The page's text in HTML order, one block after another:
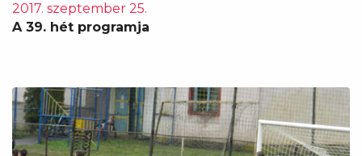
2017. szeptember 25.
A 39. hét programja